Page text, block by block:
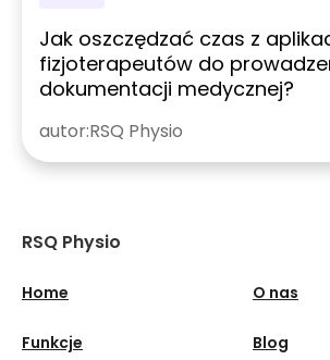
Jak oszczędzać czas z
fizjoterapeutów do
dokumentacji medycznej?
autor:RSQ Physio
RSQ Physio
Home O nas
Funkcje Blog